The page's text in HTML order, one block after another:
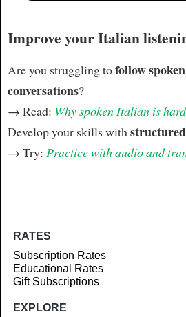
Improve your Italian
Are you struggling tofollow
conversations?
→ Read: Why spoken Italian is
Develop your skills with
→ Try: Practice with audio and
RATES
Subscription Rates
Educational Rates
Gift Subscriptions
EXPLORE